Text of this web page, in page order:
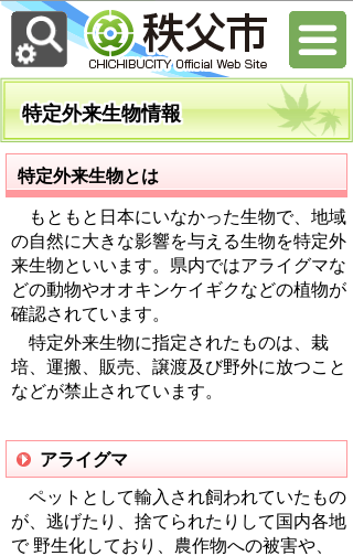
特定外来生物情報
特定外来生物とは
もともと日本にいなかった生物で、地域
の自然に大きな影響を与える生物を特定外
来生物といいます。県内ではアライグマな
どの動物やオオキンケイギクなどの植物が
確認されています。
特定外来生物に指定されたものは、栽
培、運搬、販売、譲渡及び野外に放つこと
などが禁止されています。
アライグマ
ペットとして輸入され飼われていたもの
が、逃げたり、捨てられたりして国内各地
で 野生化しており、農作物への被害や、